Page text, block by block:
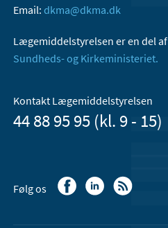
Email: dkma@dkma.dk
Lægemiddelstyrelsen er en del af
Sundheds- og Kirkeministeriet.
Kontakt Lægemiddelstyrelsen
44 88 95 95 (kl. 9 - 15)
Følg os